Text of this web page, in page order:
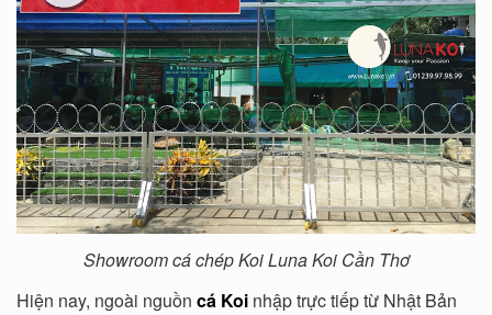
Showroom cá chép Koi Luna Koi Cần Thơ
Hiện nay, ngoài nguồn cá Koi nhập trực tiếp từ Nhật Bản